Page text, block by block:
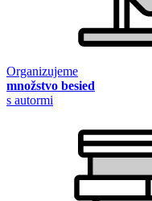
Organizujeme
množstvo besied
s autormi